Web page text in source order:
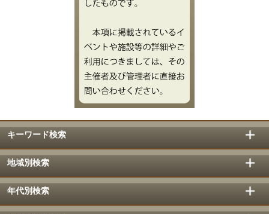
キーワード検索
地域別検索
年代別検索